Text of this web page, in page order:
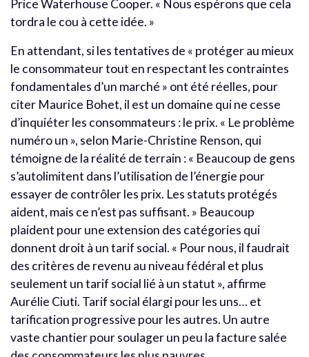
Price Waterhouse Cooper. « Nous espérons que cela
tordra le cou à cette idée. »
En attendant, si les tentatives de « protéger au mieux
le consommateur tout en respectant les contraintes
fondamentales d’un marché » ont été réelles, pour
citer Maurice Bohet, il est un domaine qui ne cesse
d’inquiéter les consommateurs : le prix. « Le problème
numéro un », selon Marie-Christine Renson, qui
témoigne de la réalité de terrain : « Beaucoup de gens
s’autolimitent dans l’utilisation de l’énergie pour
essayer de contrôler les prix. Les statuts protégés
aident, mais ce n’est pas suffisant. » Beaucoup
plaident pour une extension des catégories qui
donnent droit à un tarif social. « Pour nous, il faudrait
des critères de revenu au niveau fédéral et plus
seulement un tarif social lié à un statut », affirme
Aurélie Ciuti. Tarif social élargi pour les uns… et
tarification progressive pour les autres. Un autre
vaste chantier pour soulager un peu la facture salée